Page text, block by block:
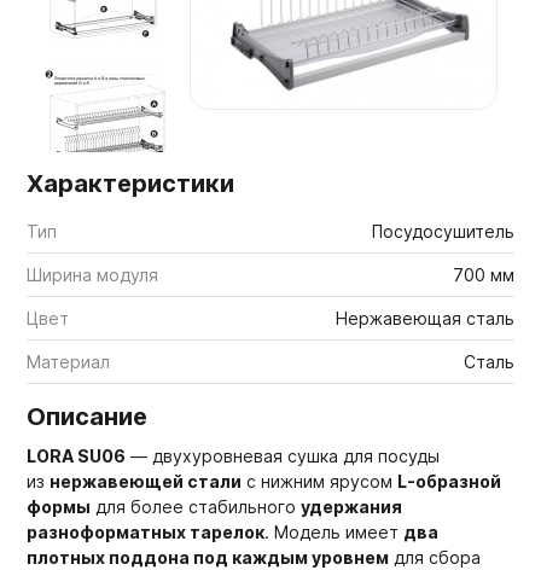
Характеристики
Тип Посудосушитель
Ширина модуля 700 мм
Цвет Нержавеющая сталь
Материал Сталь
Описание
LORA SU06 — двухуровневая сушка для посуды
из нержавеющей стали с нижним ярусом L-образной
формы для более стабильногоудержания
разноформатных тарелок. Модель имеет два
плотных поддона под каждым уровнем для сбора